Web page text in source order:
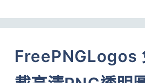
FreePNGLogos